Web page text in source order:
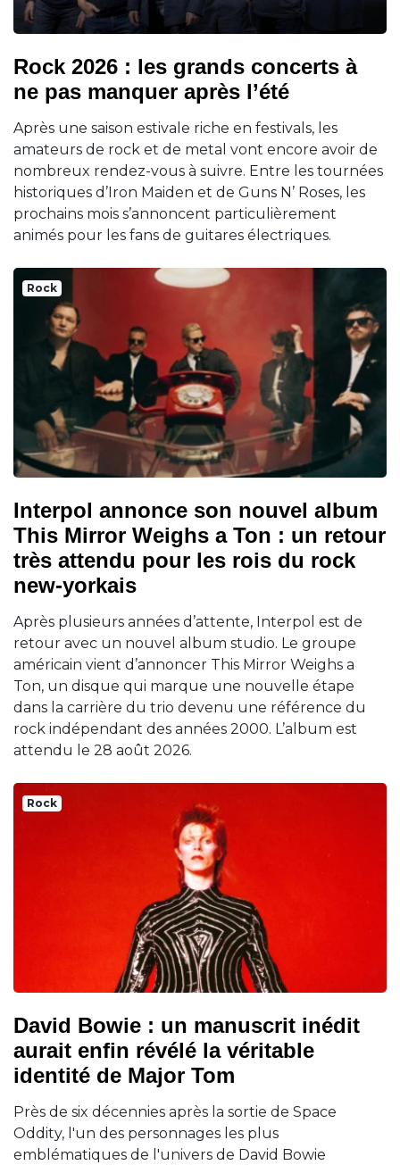
Rock 2026 : les grands concerts à
ne pas manquer après l’été
Après une saison estivale riche en festivals, les
amateurs de rock et de metal vont encore avoir de
nombreux rendez-vous à suivre. Entre les tournées
historiques d’Iron Maiden et de Guns N’ Roses, les
prochains mois s’annoncent particulièrement
animés pour les fans de guitares électriques.
Rock
Interpol annonce son nouvel album
This Mirror Weighs a Ton : un retour
très attendu pour les rois du rock
new-yorkais
Après plusieurs années d’attente, Interpol est de
retour avec un nouvel album studio. Le groupe
américain vient d’annoncer This Mirror Weighs a
Ton, un disque qui marque une nouvelle étape
dans la carrière du trio devenu une référence du
rock indépendant des années 2000. L’album est
attendu le 28 août 2026.
Rock
David Bowie : un manuscrit inédit
aurait enfin révélé la véritable
identité de Major Tom
Près de six décennies après la sortie de Space
Oddity, l'un des personnages les plus
emblématiques de l'univers de David Bowie